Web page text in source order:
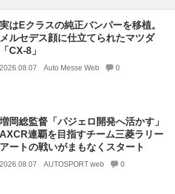
実はEクラスの純正バンパーを移植。
メルセデス顔に仕立てられたマツダ
「CX-8」
2026.08.07 Auto Messe Web 0
増岡総監督「パジェロ開発へ活かす」
AXCR連覇を目指すチーム三菱ラリー
アートの戦いがまもなくスタート
2026.08.07 AUTOSPORT web 0